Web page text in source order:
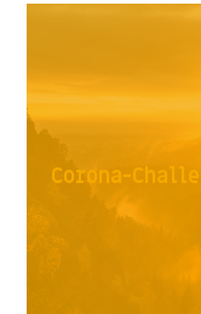
Corona-